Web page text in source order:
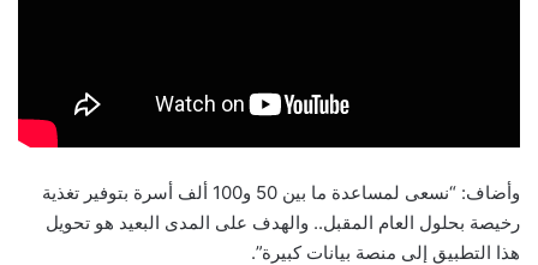
وأضاف: “نسعى لمساعدة ما بين 50 و100 ألف أسرة بتوفير تغذية
رخيصة بحلول العام المقبل.. والهدف على المدى البعيد هو تحويل
هذا التطبيق إلى منصة بيانات كبيرة”.